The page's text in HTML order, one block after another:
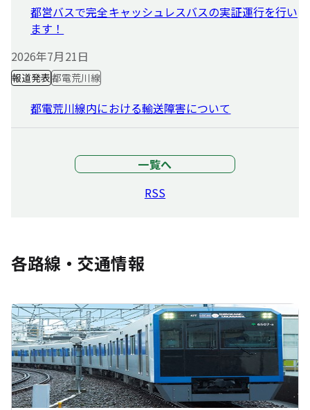
都営バスで完全キャッシュレスバスの実証運行を行い
ます！
2026年7月21日
報道発表都電荒川線
都電荒川線内における輸送障害について
一覧へ
RSS
各路線・交通情報